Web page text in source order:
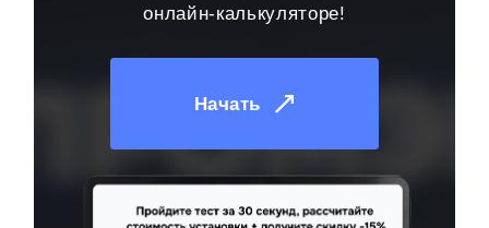
онлайн-калькуляторе!
Начать